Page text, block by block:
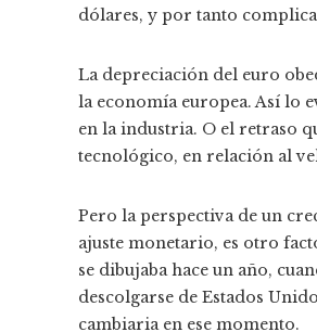
dólares, y por tanto
La depreciación del euro
la economía europea. Así lo
en la industria. O el retraso
tecnológico, en relación al
Pero la perspectiva de un
ajuste monetario, es otro
se dibujaba hace un año,
descolgarse de Estados
cambiaria en ese momento.